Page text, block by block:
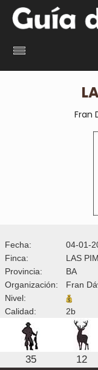
Fran
Fecha:
04-01-
Finca:
LAS
Provincia:
BA
Organización:
Fran
Nivel:
Calidad:
2b
35 12